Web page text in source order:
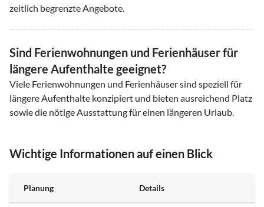
zeitlich begrenzte Angebote.
Sind Ferienwohnungen und Ferienhäuser für
längere Aufenthalte geeignet?
Viele Ferienwohnungen und Ferienhäuser sind speziell für
längere Aufenthalte konzipiert und bieten ausreichend Platz
sowie die nötige Ausstattung für einen längeren Urlaub.
Wichtige Informationen auf einen Blick
Planung Details